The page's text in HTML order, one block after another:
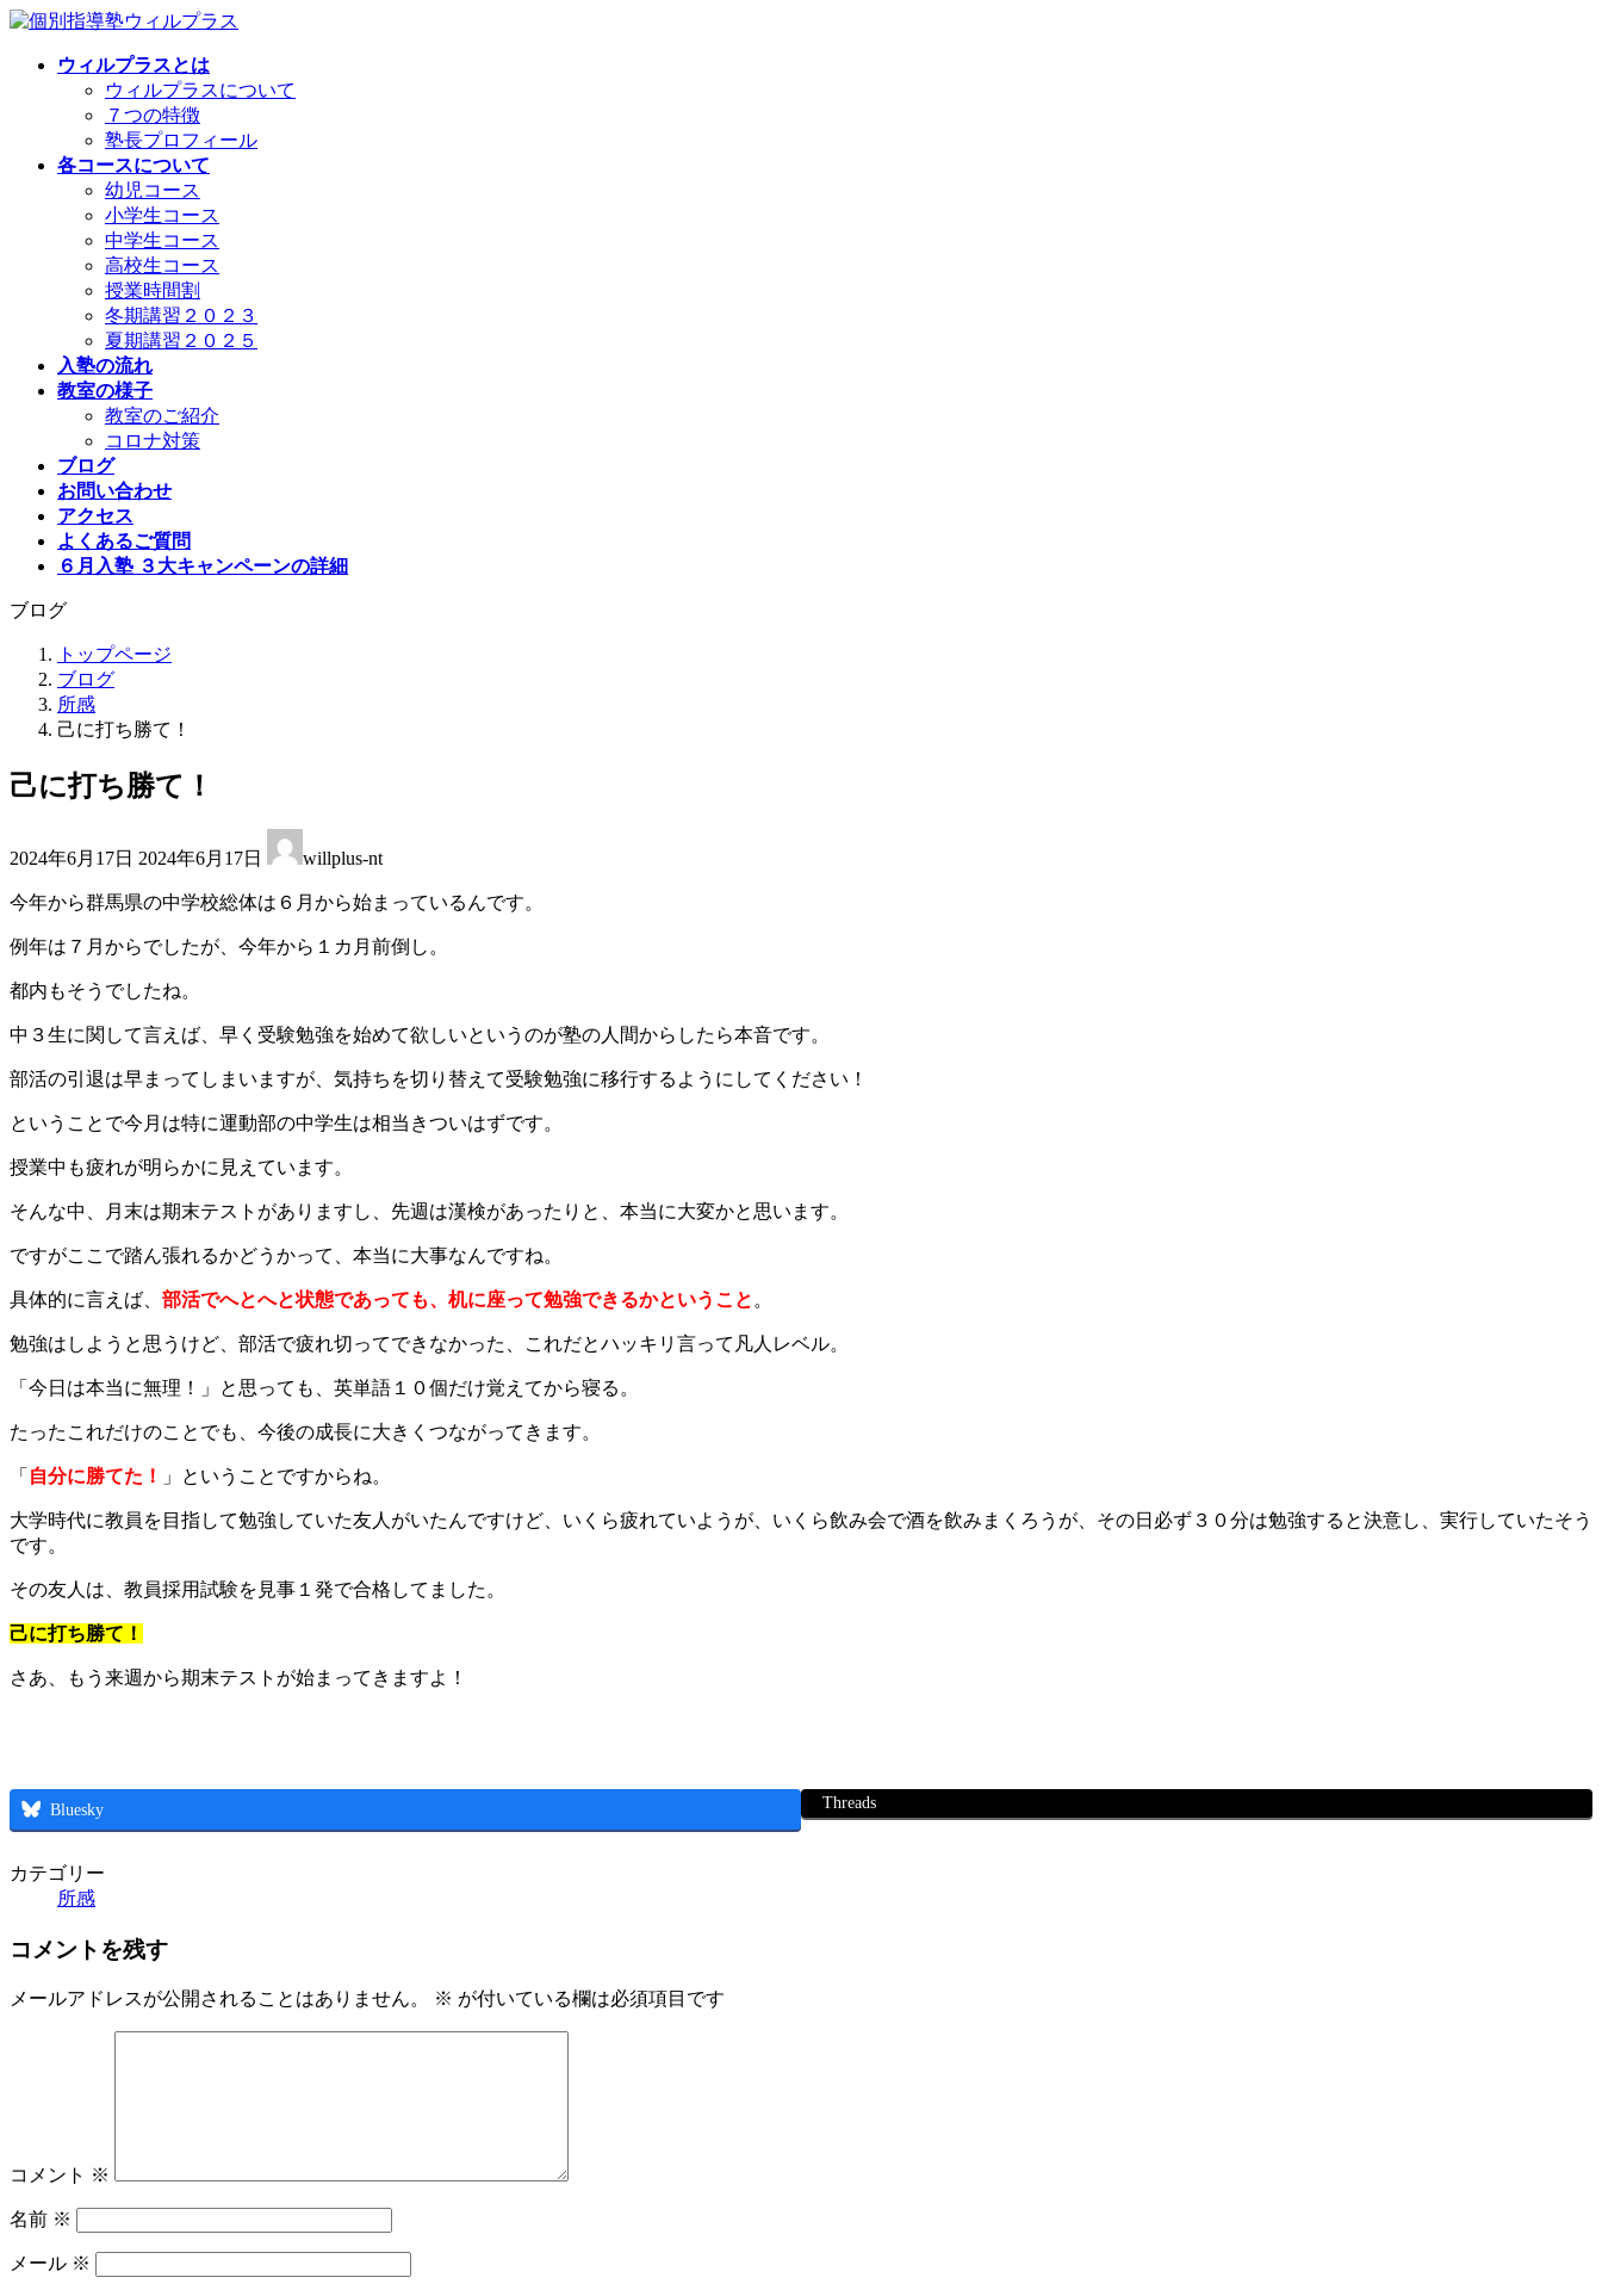
コ
ナ
ウィルプラスとは
ウィルプラスについて
７つの特徴
塾長プロフィール
各コースについて
幼児コース
小学生コース
中学生コース
高校生コース
授業時間割
冬期講習２０２３
夏期講習２０２５
入塾の流れ
教室の様子
教室のご紹介
コロナ対策
ブログ
お問い合わせ
アクセス
よくあるご質問
６月入塾 ３大キャンペーンの詳細
ブログ
トップページ
ブログ
所感
己に打ち勝て！
己に打ち勝て！
2024年6月17日 終
更
新
日
2024年6月17日 willplus-nt
今年から群馬県の中学校総体は６月から始まっているんです。
例年は７月からでしたが、今年から１カ月前倒し。
都内もそうでしたね。
中３生に関して言えば、早く受験勉強を始めて欲しいというのが塾の人間からしたら本音です。
部活の引退は早まってしまいますが、気持ちを切り替えて受験勉強に移行するようにしてください！
ということで今月は特に運動部の中学生は相当きついはずです。
授業中も疲れが明らかに見えています。
そんな中、月末は期末テストがありますし、先週は漢検があったりと、本当に大変かと思います。
ですがここで踏ん張れるかどうかって、本当に大事なんですね。
具体的に言えば、 部活でへとへと状態であっても、机に座って勉強できるかということ 。
勉強はしようと思うけど、部活で疲れ切ってできなかった、これだとハッキリ言って凡人レベル。
「今日は本当に無理！」と思っても、英単語１０個だけ覚えてから寝る。
たったこれだけのことでも、今後の成長に大きくつながってきます。
「 自分に勝てた！ 」ということですからね。
大学時代に教員を目指して勉強していた友人がいたんですけど、いくら疲れていようが、いくら飲み会で酒を飲みまくろうが、その日必ず３０分は勉強すると決意し、実行していたそう
です。
その友人は、教員採用試験を見事１発で合格してました。
己に打ち勝て！
さあ、もう来週から期末テストが始まってきますよ！
Bluesky Threads
カテゴリー
所感
コメントを残す
メールアドレスが公開されることはありません。 ※ が付いている欄は必須項目です
コメント ※
名前 ※
メール ※